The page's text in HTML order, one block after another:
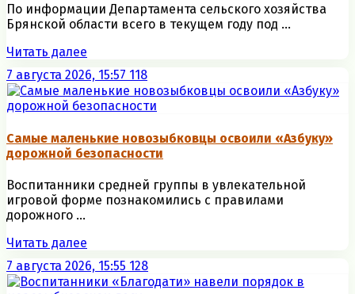
По информации Департамента сельского хозяйства
Брянской области всего в текущем году под ...
Читать далее
7 августа 2026, 15:57 118
Самые маленькие новозыбковцы освоили «Азбуку»
дорожной безопасности
Воспитанники средней группы в увлекательной
игровой форме познакомились с правилами
дорожного ...
Читать далее
7 августа 2026, 15:55 128